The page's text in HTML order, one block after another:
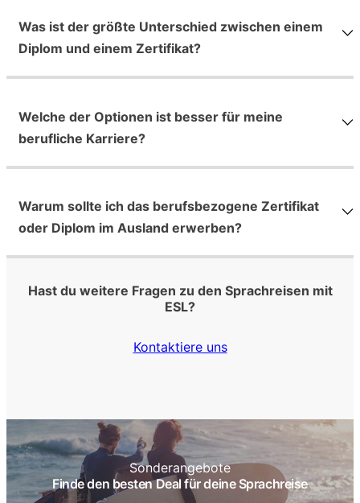
Was ist der größte Unterschied zwischen einem
Diplom und einem Zertifikat?
Welche der Optionen ist besser für meine
berufliche Karriere?
Warum sollte ich das berufsbezogene Zertifikat
oder Diplom im Ausland erwerben?
Hast du weitere Fragen zu den Sprachreisen mit
ESL?
Kontaktiere uns
Sonderangebote
Finde den besten Deal für deine Sprachreise